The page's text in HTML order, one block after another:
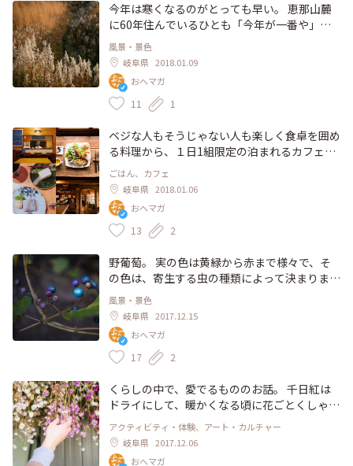
今年は寒くなるのがとっても早い。 恵那山麓
に60年住んでいるひとも「今年が一番や」と
肩をすぼませます。 あまり雪が降らない地域
だからこその冷え込み。写真映えする光のオン
パレードです。 #あったかい冬 #わたしの街 #
岐阜 #恵那山麓 #カメラ女子 #ブタクサ #スス
キ #光
風景・景色
岐阜県 2018.01.09
おへマガ
11 1
ベジな人もそうじゃない人も楽しく食卓を囲め
る料理から、１日1組限定の泊まれるカフェま
で！岐阜に来たら一度は立ち寄りたい、こだわ
りのお店4つを紹介。 #岐阜カフェ #カフェ #ラ
ンチ #ベジ #ゲストハウス #体験 #自然
ごはん、カフェ
岐阜県 2018.01.06
おへマガ
13 2
野葡萄。 実の色は黄緑から赤まで様々で、そ
の色は、寄生する虫の種類によって決まりま
す。なぁんて言うと、怖くなっちゃうかもしれ
ませんね。 それも、大きな自然の中のごく自
然な営み。自生する野葡萄は年々減っているそ
う。 見つけたら、是非観察してみてくださ
い。虫のことなんて忘れて見とれてしまうぐら
自然 #色彩 #恵那 #岐阜 #野生 #川辺
風景・景色
岐阜県 2017.12.15
おへマガ
17 2
くらしの中で、愛でるもののお話。 千日紅は
ドライにして、暖かくなる頃に花ごとくしゃく
しゃと揉んで、種を蒔きます。 こちらは恵那
市山岡町のハーブ農家「西森ファーム」さんの
お宅。 愛し愛され、生きた植物たちの、心地
アクティビティ・体験、アート・カルチャー
岐阜県 2017.12.06
おへマガ